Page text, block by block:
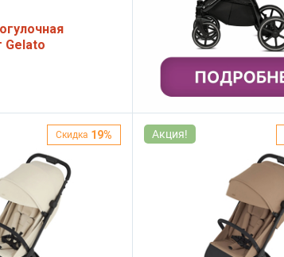
Gelato
Скидка 19% Акция!